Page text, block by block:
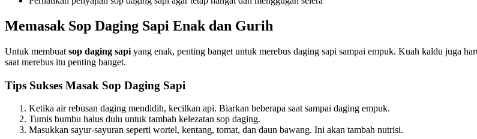
Memasak Sop Daging Sapi Enak dan Gurih
Untuk membuat sop daging sapi yang enak, penting banget untuk merebus daging sapi sampai empuk. Kuah kaldu juga
saat merebus itu penting banget.
Tips Sukses Masak Sop Daging Sapi
Ketika air rebusan daging mendidih, kecilkan api. Biarkan beberapa saat sampai daging empuk.
Tumis bumbu halus dulu untuk tambah kelezatan sop daging.
Masukkan sayur-sayuran seperti wortel, kentang, tomat, dan daun bawang. Ini akan tambah nutrisi.